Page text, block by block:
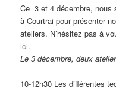
Ce 3 et 4 décembre, nous
à Courtrai pour présenter
ateliers. N’hésitez pas à
ici.
Le 3 décembre, deux
10-12h30 Les différentes